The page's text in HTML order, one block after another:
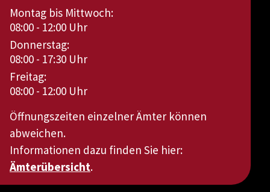
Montag bis Mittwoch:
08:00 - 12:00 Uhr
Donnerstag:
08:00 - 17:30 Uhr
Freitag:
08:00 - 12:00 Uhr
Öffnungszeiten einzelner Ämter können
abweichen.
Informationen dazu finden Sie hier:
Ämterübersicht.